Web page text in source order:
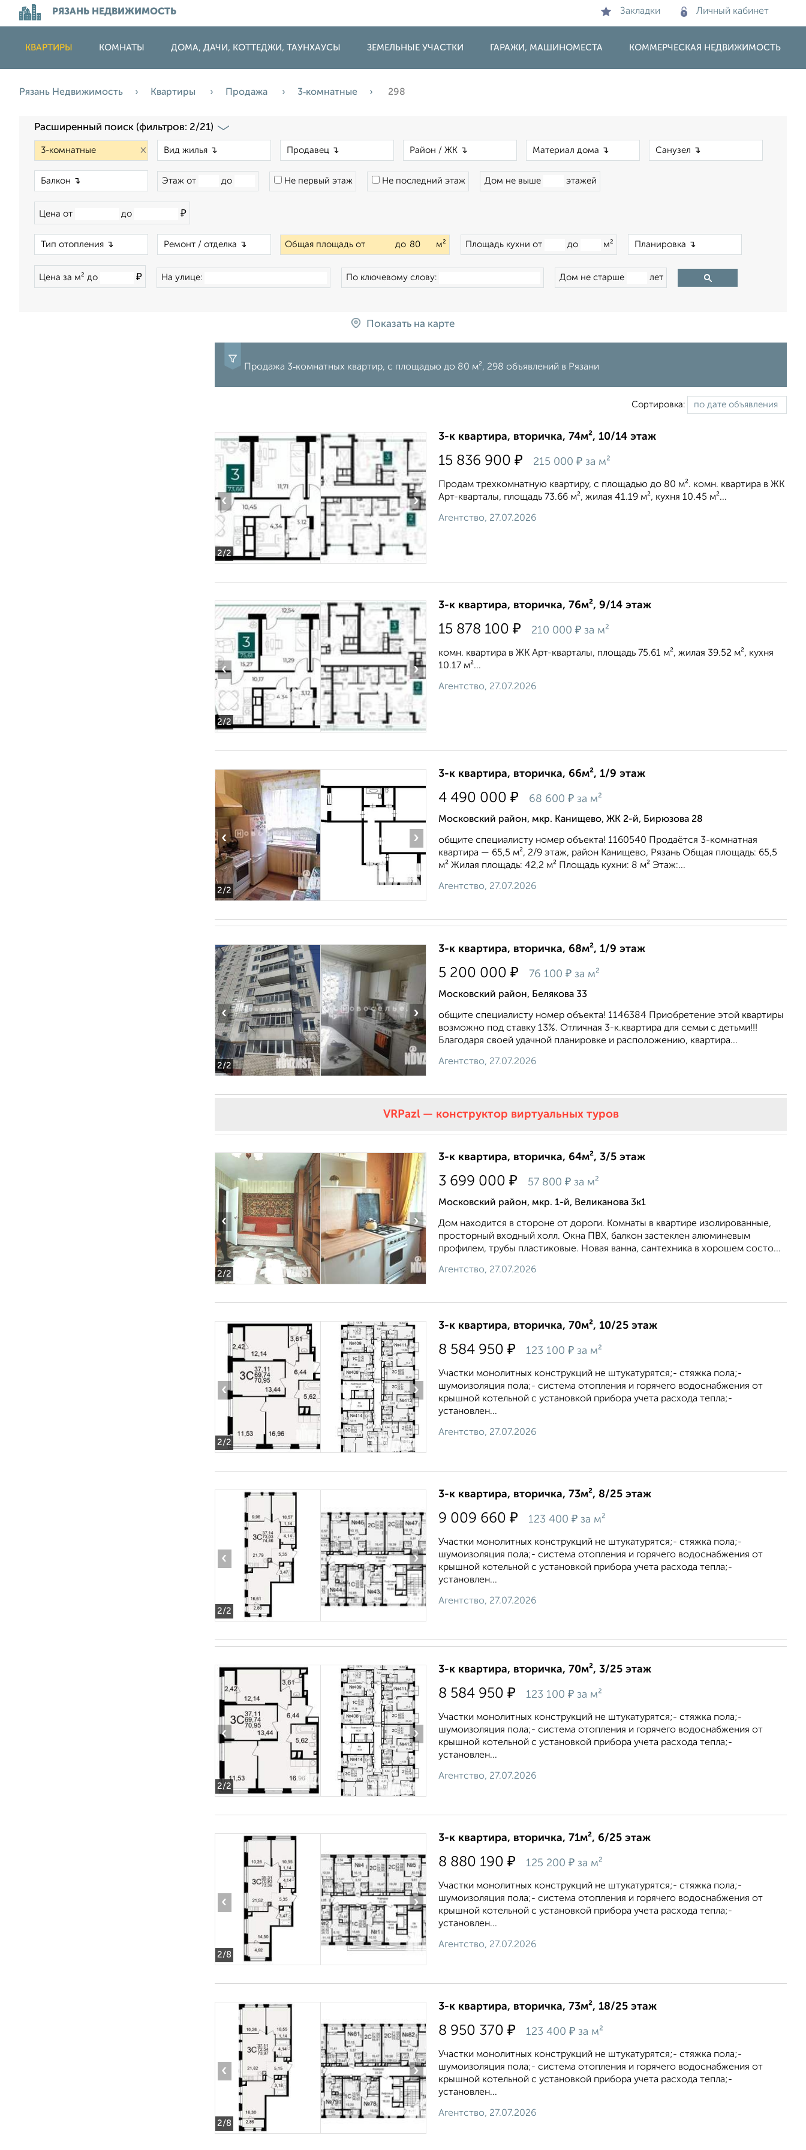
РЯЗАНЬ НЕДВИЖИМОСТЬ Закладки Личный кабинет
КВАРТИРЫ КОМНАТЫ ДОМА, ДАЧИ, КОТТЕДЖИ, ТАУНХАУСЫ ЗЕМЕЛЬНЫЕ УЧАСТКИ ГАРАЖИ, МАШИНОМЕСТА КОММЕРЧЕСКАЯ НЕДВИЖИМОСТЬ
Рязань Недвижимость Квартиры Продажа 3‑комнатные 298
Расширенный поиск (фильтров: 2/21)
×
Этаж от до Не первый этаж Не последний этаж Дом не выше этажей
Цена от до ₽
Общая площадь от до м² Площадь кухни от до м²
Цена за м² до ₽ На улице: По ключевому слову: Дом не старше лет
Показать на карте
Продажа 3‑комнатных квартир, c площадью до 80 м², 298 объявлений в Рязани
Сортировка:
2/2
‹ ›
3-к квартира, вторичка, 74м², 10/14 этаж
15 836 900 ₽ 215 000 ₽ за м²
Продам трехкомнатную квартиру, c площадью до 80 м². комн. квартира в ЖК
Арт-кварталы, площадь 73.66 м², жилая 41.19 м², кухня 10.45 м²...
Агентство, 27.07.2026
2/2
‹ ›
3-к квартира, вторичка, 76м², 9/14 этаж
15 878 100 ₽ 210 000 ₽ за м²
комн. квартира в ЖК Арт-кварталы, площадь 75.61 м², жилая 39.52 м², кухня
10.17 м²...
Агентство, 27.07.2026
2/2
‹ ›
3-к квартира, вторичка, 66м², 1/9 этаж
4 490 000 ₽ 68 600 ₽ за м²
Московский район, мкр. Канищево, ЖК 2-й, Бирюзова 28
общите специалисту номер объекта! 1160540 Продаётся 3-комнатная
квартира — 65,5 м², 2/9 этаж, район Канищево, Рязань Общая площадь: 65,5
м² Жилая площадь: 42,2 м² Площадь кухни: 8 м² Этаж:...
Агентство, 27.07.2026
2/2
‹ ›
3-к квартира, вторичка, 68м², 1/9 этаж
5 200 000 ₽ 76 100 ₽ за м²
Московский район, Белякова 33
общите специалисту номер объекта! 1146384 Приобретение этой квартиры
возможно под ставку 13%. Отличная 3-к.квартира для семьи с детьми!!!
Благодаря своей удачной планировке и расположению, квартира...
Агентство, 27.07.2026
VRPazl — конструктор виртуальных туров
2/2
‹ ›
3-к квартира, вторичка, 64м², 3/5 этаж
3 699 000 ₽ 57 800 ₽ за м²
Московский район, мкр. 1-й, Великанова 3к1
Дом находится в стороне от дороги. Комнаты в квартире изолированные,
просторный входный холл. Окна ПВХ, балкон застеклен алюминевым
профилем, трубы пластиковые. Новая ванна, сантехника в хорошем состо...
Агентство, 27.07.2026
2/2
‹ ›
3-к квартира, вторичка, 70м², 10/25 этаж
8 584 950 ₽ 123 100 ₽ за м²
Участки монолитных конструкций не штукатурятся;- стяжка пола;-
шумоизоляция пола;- система отопления и горячего водоснабжения от
крышной котельной с установкой прибора учета расхода тепла;-
установлен...
Агентство, 27.07.2026
2/2
‹ ›
3-к квартира, вторичка, 73м², 8/25 этаж
9 009 660 ₽ 123 400 ₽ за м²
Участки монолитных конструкций не штукатурятся;- стяжка пола;-
шумоизоляция пола;- система отопления и горячего водоснабжения от
крышной котельной с установкой прибора учета расхода тепла;-
установлен...
Агентство, 27.07.2026
2/2
‹ ›
3-к квартира, вторичка, 70м², 3/25 этаж
8 584 950 ₽ 123 100 ₽ за м²
Участки монолитных конструкций не штукатурятся;- стяжка пола;-
шумоизоляция пола;- система отопления и горячего водоснабжения от
крышной котельной с установкой прибора учета расхода тепла;-
установлен...
Агентство, 27.07.2026
2/8
‹ ›
3-к квартира, вторичка, 71м², 6/25 этаж
8 880 190 ₽ 125 200 ₽ за м²
Участки монолитных конструкций не штукатурятся;- стяжка пола;-
шумоизоляция пола;- система отопления и горячего водоснабжения от
крышной котельной с установкой прибора учета расхода тепла;-
установлен...
Агентство, 27.07.2026
2/8
‹ ›
3-к квартира, вторичка, 73м², 18/25 этаж
8 950 370 ₽ 123 400 ₽ за м²
Участки монолитных конструкций не штукатурятся;- стяжка пола;-
шумоизоляция пола;- система отопления и горячего водоснабжения от
крышной котельной с установкой прибора учета расхода тепла;-
установлен...
Агентство, 27.07.2026